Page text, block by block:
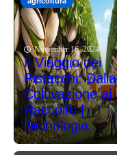
November 16, 2024
Il Viaggio dei
Pistacchi: Dalla
Coltivazione al
Raccolto |
Tecnologia...